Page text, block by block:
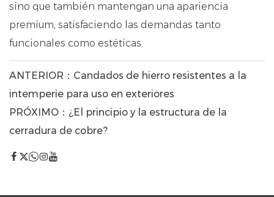
sino que también mantengan una apariencia
premium, satisfaciendo las demandas tanto
funcionales como estéticas.
ANTERIOR：Candados de hierro resistentes a la
intemperie para uso en exteriores
PRÓXIMO：¿El principio y la estructura de la
cerradura de cobre?